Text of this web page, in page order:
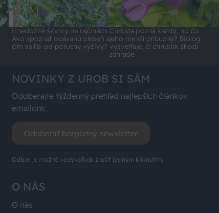
Hnedožlté škvrny na rajčinách:
Ako spoznať obávanú pleseň a
čím sa líši od poruchy výživy?
Chrústa pozná každý, no čo
jeho menší príbuzný? Biológ
vysvetľuje, či chrústik škodí
záhrade
O NÁS
O nás
NOVINKY Z UROB SI SÁM
Odoberajte týždenný prehľad najlepších článkov
emailom:
Odoberať bezplatný newsletter
Odber je možné kedykoľvek zrušiť jedným kliknutím.